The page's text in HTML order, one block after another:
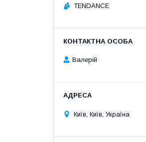
TENDANCE
Валерій
Київ, Київ, Україна